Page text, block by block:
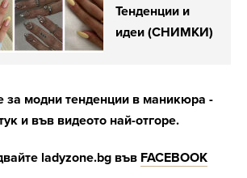
Тенденции и
идеи (СНИМКИ)
за модни тенденции в маникюра -
и във видеото най-отгоре.
ladyzone.bg във FACEBOOK